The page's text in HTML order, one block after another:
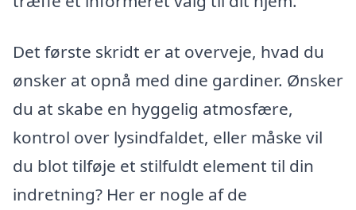
Det første skridt er at overveje, hvad du
ønsker at opnå med dine gardiner. Ønsker
du at skabe en hyggelig atmosfære,
kontrol over lysindfaldet, eller måske vil
du blot tilføje et stilfuldt element til din
indretning? Her er nogle af de